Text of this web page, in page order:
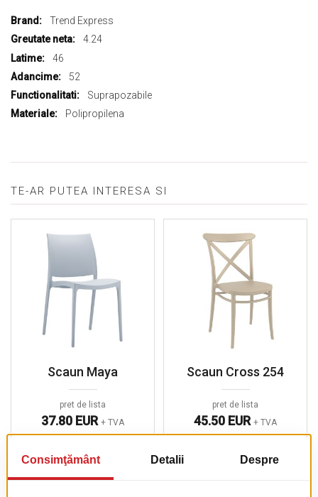
Mai
multe
Trend Express
4.24
46
52
Suprapozabile
Polipropilena
TE-AR PUTEA INTERESA SI
Scaun Maya
pret de lista
37.80 EUR + TVA
Scaun Cross 254
pret de lista
45.50 EUR + TVA